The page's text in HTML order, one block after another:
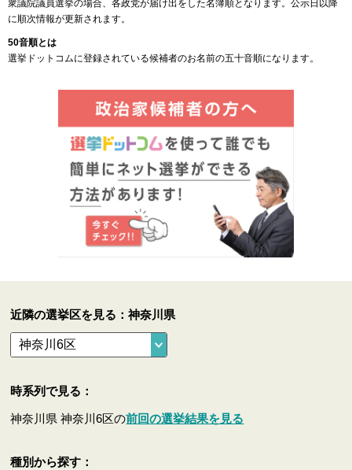
衆議院議員選挙の場合、各政党が届け出をした名簿順となります。公示日以降
に順次情報が更新されます。
50音順とは
選挙ドットコムに登録されている候補者のお名前の五十音順になります。
近隣の選挙区を見る：神奈川県
時系列で見る：
神奈川県 神奈川6区の前回の選挙結果を見る
種別から探す：